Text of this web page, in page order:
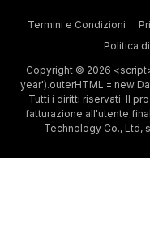
Termini e Condizioni
Politica
Copyright © 2026
year').outerHTML = new
Tutti i diritti riservati. Il
fatturazione all'utente
Technology Co., Ltd,